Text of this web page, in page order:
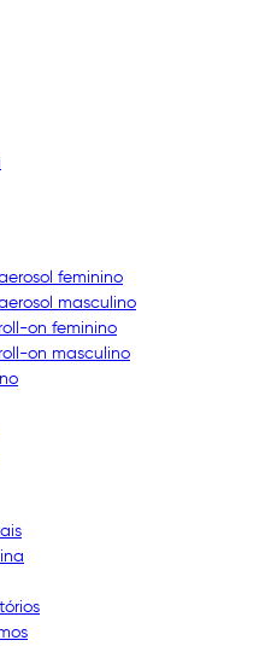
feminino
masculino
on feminino
on masculino